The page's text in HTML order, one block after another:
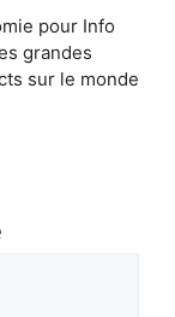
pour Info
grandes
sur le monde